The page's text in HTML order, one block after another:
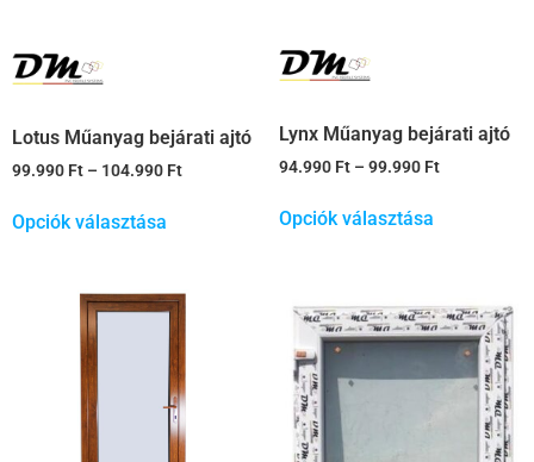
Lotus Műanyag bejárati ajtó
99.990 Ft – 104.990 Ft
Opciók választása
Lynx Műanyag bejárati ajtó
94.990 Ft – 99.990 Ft
Opciók választása